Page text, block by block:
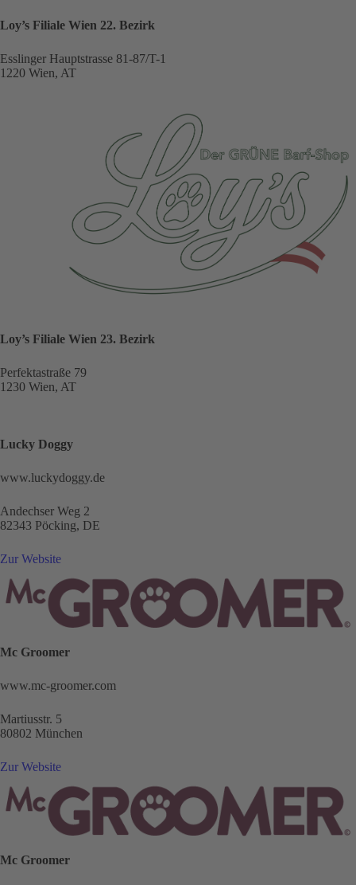
Loy’s Filiale Wien 22. Bezirk
Esslinger Hauptstrasse 81-87/T-1
1220 Wien, AT
Loy’s Filiale Wien 23. Bezirk
Perfektastraße 79
1230 Wien, AT
Lucky Doggy
www.luckydoggy.de
Andechser Weg 2
82343 Pöcking, DE
Zur Website
Mc Groomer
www.mc-groomer.com
Martiusstr. 5
80802 München
Zur Website
Mc Groomer